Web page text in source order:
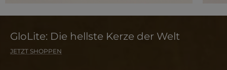
GloLite: Die hellste Kerze der Welt
JETZT SHOPPEN